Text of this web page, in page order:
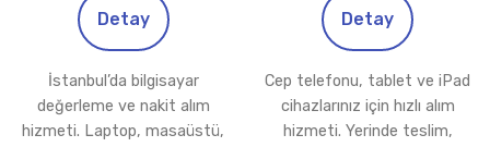
Detay
İstanbul’da bilgisayar
değerleme ve nakit alım
hizmeti. Laptop, masaüstü,
Detay
Cep telefonu, tablet ve iPad
cihazlarınız için hızlı alım
hizmeti. Yerinde teslim,